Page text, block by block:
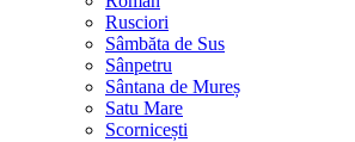
Rusciori
Sâmbăta de Sus
Sânpetru
Sântana de Mureș
Satu Mare
Scornicești